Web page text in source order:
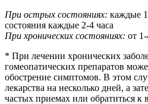
При острых состояниях: каждые
состояния каждые 2-4 часа
При хронических состояниях: от
* При лечении хронических
гомеопатических препаратов
обострение симптомов. В этом
лекарства на несколько дней, а
частых приемах или обратиться к